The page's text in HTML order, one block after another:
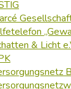
& Licht